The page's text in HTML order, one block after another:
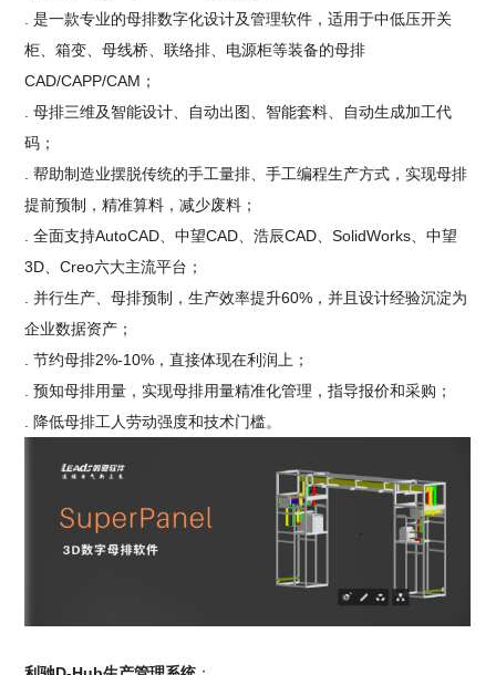
. 是一款专业的母排数字化设计及管理软件，适用于中低压开关
柜、箱变、母线桥、联络排、电源柜等装备的母排
CAD/CAPP/CAM；
. 母排三维及智能设计、自动出图、智能套料、自动生成加工代
码；
. 帮助制造业摆脱传统的手工量排、手工编程生产方式，实现母排
提前预制，精准算料，减少废料；
. 全面支持AutoCAD、中望CAD、浩辰CAD、SolidWorks、中望
3D、Creo六大主流平台；
. 并行生产、母排预制，生产效率提升60%，并且设计经验沉淀为
企业数据资产；
. 节约母排2%-10%，直接体现在利润上；
. 预知母排用量，实现母排用量精准化管理，指导报价和采购；
. 降低母排工人劳动强度和技术门槛。